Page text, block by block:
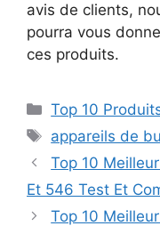
avis de clients,
pourra vous
ces produits.
Top 10
appareils de
Top 10
Et 546 Test Et
Top 10